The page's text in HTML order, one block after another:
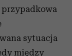
sytuacja
między